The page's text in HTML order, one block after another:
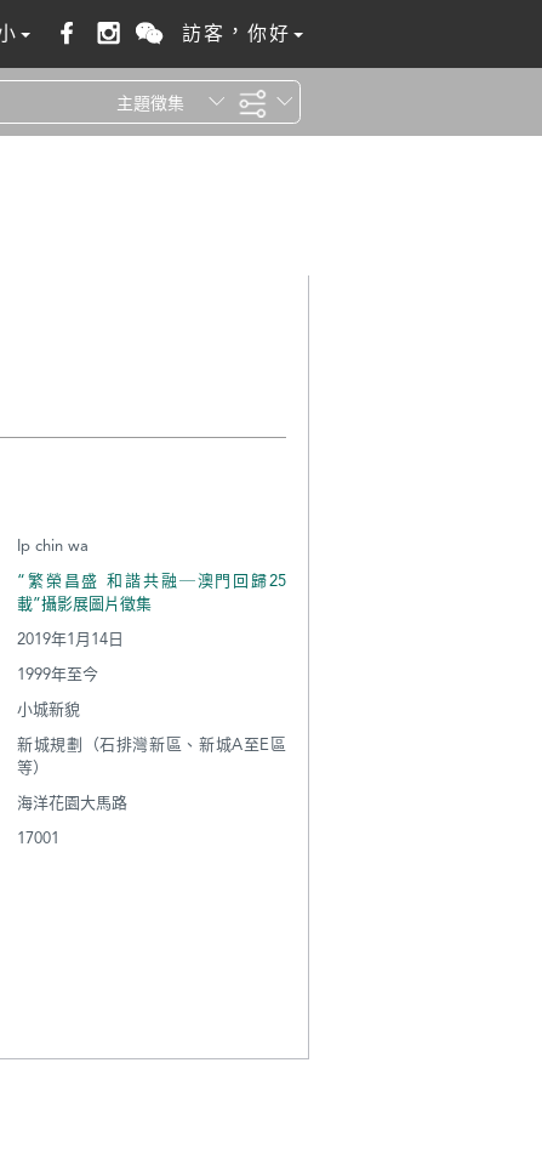
訪客，你好
主題徵集
Ip chin wa
“繁榮昌盛 和諧共融─澳門回歸25
載”攝影展圖片徵集
2019年1月14日
1999年至今
小城新貌
新城規劃（石排灣新區、新城A至E區
等）
海洋花園大馬路
17001